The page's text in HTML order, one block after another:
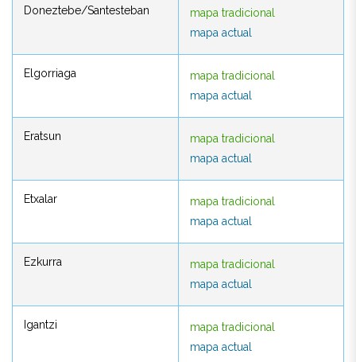
Doneztebe/Santesteban
mapa tradicional
mapa actual
Elgorriaga
mapa tradicional
mapa actual
Eratsun
mapa tradicional
mapa actual
Etxalar
mapa tradicional
mapa actual
Ezkurra
mapa tradicional
mapa actual
Igantzi
mapa tradicional
mapa actual
mapa actual
mapa actual
mapa actual
mapa actual
mapa actual
mapa actual